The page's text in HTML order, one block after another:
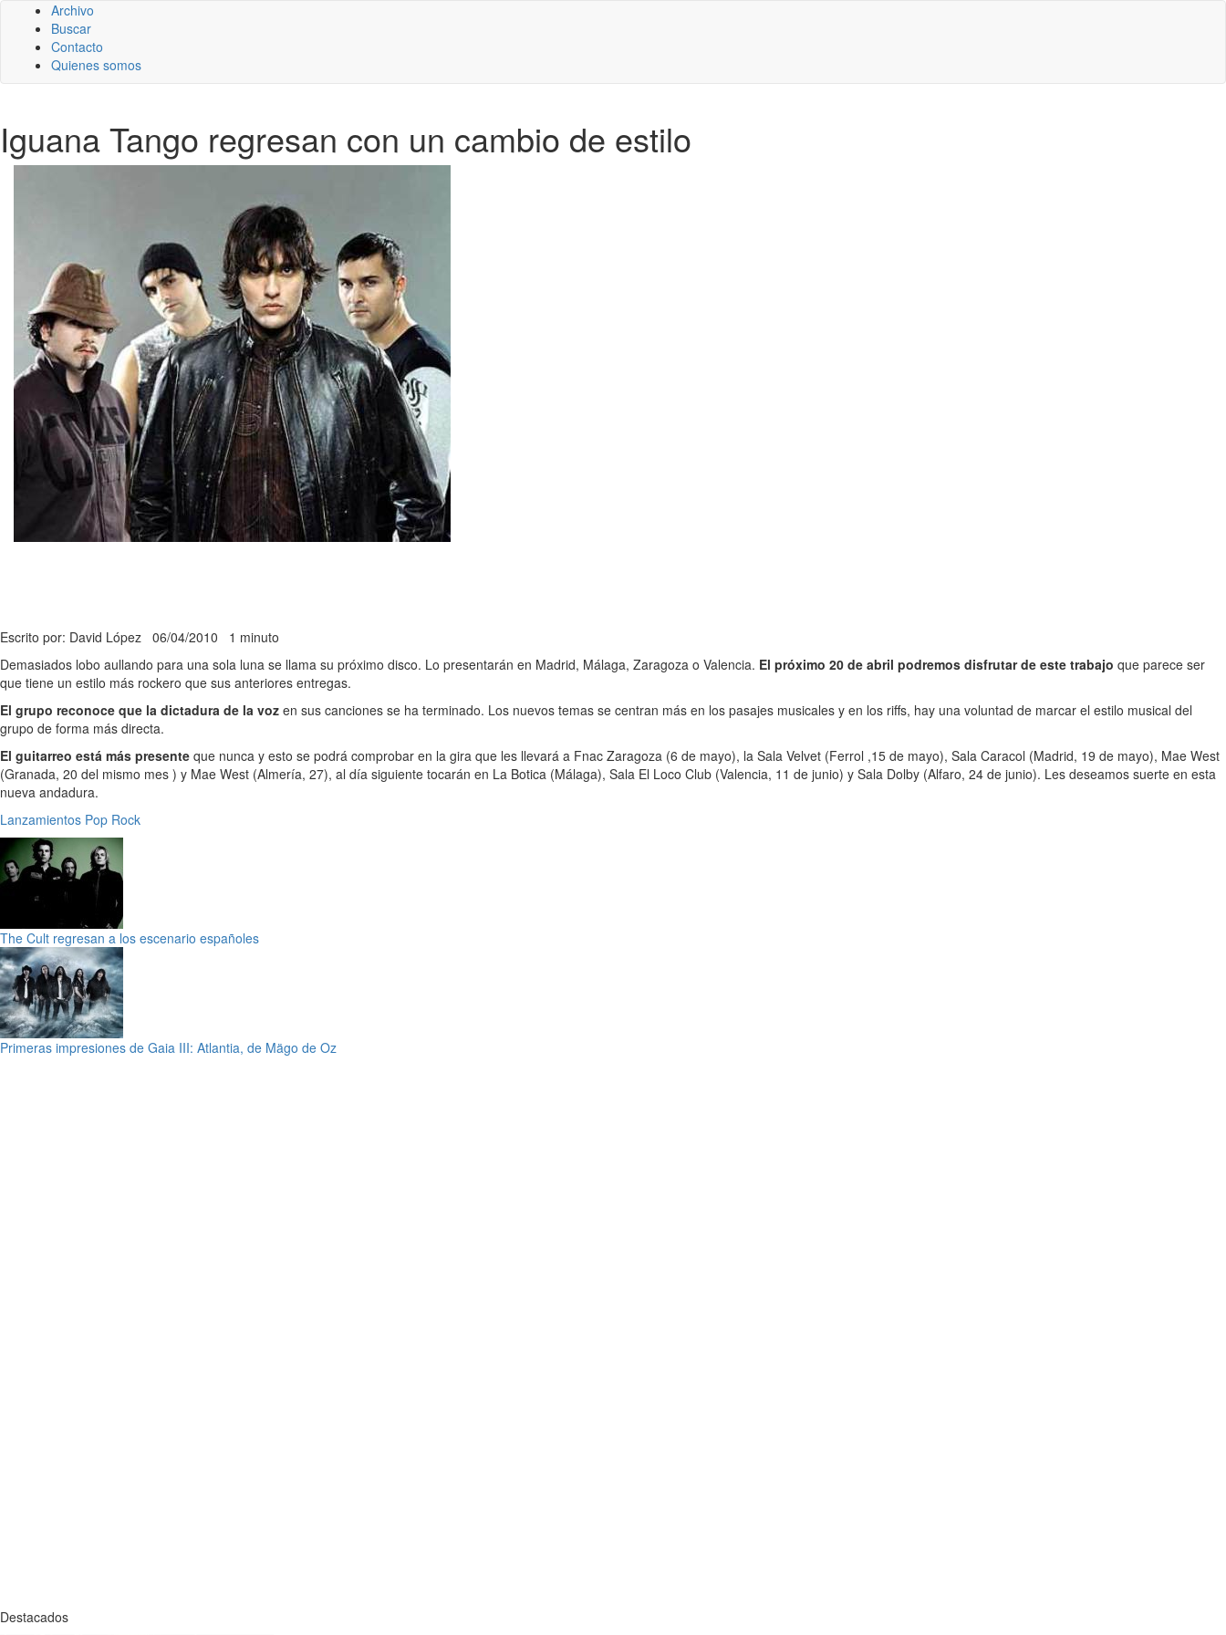
Archivo
Buscar
Contacto
Quienes somos
Iguana Tango regresan con un cambio de estilo
Escrito por: David López 06/04/2010 1 minuto
Demasiados lobo aullando para una sola luna se llama su próximo disco. Lo presentarán en Madrid, Málaga, Zaragoza o Valencia. El próximo 20 de abril podremos disfrutar de este trabajo que parece ser
que tiene un estilo más rockero que sus anteriores entregas.
El grupo reconoce que la dictadura de la voz en sus canciones se ha terminado. Los nuevos temas se centran más en los pasajes musicales y en los riffs, hay una voluntad de marcar el estilo musical del
grupo de forma más directa.
El guitarreo está más presente que nunca y esto se podrá comprobar en la gira que les llevará a Fnac Zaragoza (6 de mayo), la Sala Velvet (Ferrol ,15 de mayo), Sala Caracol (Madrid, 19 de mayo), Mae West
(Granada, 20 del mismo mes ) y Mae West (Almería, 27), al día siguiente tocarán en La Botica (Málaga), Sala El Loco Club (Valencia, 11 de junio) y Sala Dolby (Alfaro, 24 de junio). Les deseamos suerte en esta
nueva andadura.
Lanzamientos Pop Rock
The Cult regresan a los escenario españoles
Primeras impresiones de Gaia III: Atlantia, de Mägo de Oz
Destacados